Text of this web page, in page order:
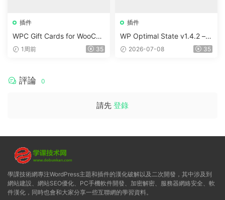
插件
WPC Gift Cards for WooCo
mmerce (Premium) v1.0.2
1周前 35
插件
WP Optimal State v1.4.2 –
WordPress 優化、清理和安
2026-07-08 35
評論 0
請先 登錄
學課技術網專注WordPress主題和插件的漢化破解以及二次開發，其中涉及到
網站建設、網站SEO優化、PC手機軟件開發、加密解密、服務器網絡安全、軟
件漢化，同時也會和大家分享一些互聯網的學習資料。